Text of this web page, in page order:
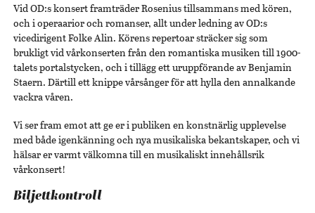
Vid OD:s konsert framträder Rosenius tillsammans med kören,
och i operaarior och romanser, allt under ledning av OD:s
vicedirigent Folke Alin. Körens repertoar sträcker sig som
brukligt vid vårkonserten från den romantiska musiken till 1900-
talets portalstycken, och i tillägg ett uruppförande av Benjamin
Staern. Därtill ett knippe vårsånger för att hylla den annalkande
vackra våren.
Vi ser fram emot att ge er i publiken en konstnärlig upplevelse
med både igenkänning och nya musikaliska bekantskaper, och vi
hälsar er varmt välkomna till en musikaliskt innehållsrik
vårkonsert!
Biljettkontroll